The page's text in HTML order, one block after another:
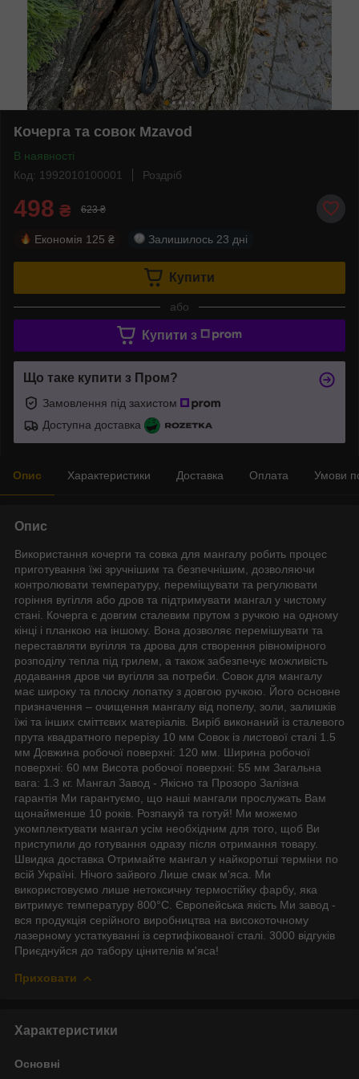
Кочерга та совок Mzavod
В наявності
Код: 1992010100001
Роздріб
498 ₴ 623 ₴
Економія 125 ₴ Залишилось 23 дні
Купити
або
Купити з
Що таке купити з Пром?
Замовлення під захистом
Доступна доставка
Опис Характеристики Доставка Оплата Умови
Опис
Використання кочерги та совка для мангалу робить процес
приготування їжі зручнішим та безпечнішим, дозволяючи
контролювати температуру, переміщувати та регулювати
горіння вугілля або дров та підтримувати мангал у чистому
стані. Кочерга є довгим сталевим прутом з ручкою на одному
кінці і планкою на іншому. Вона дозволяє перемішувати та
переставляти вугілля та дрова для створення рівномірного
розподілу тепла під грилем, а також забезпечує можливість
додавання дров чи вугілля за потреби. Совок для мангалу
має широку та плоску лопатку з довгою ручкою. Його основне
призначення – очищення мангалу від попелу, золи, залишків
їжі та інших сміттєвих матеріалів. Виріб виконаний із сталевого
прута квадратного перерізу 10 мм Совок із листової сталі 1.5
мм Довжина робочої поверхні: 120 мм. Ширина робочої
поверхні: 60 мм Висота робочої поверхні: 55 мм Загальна
вага: 1.3 кг. Мангал Завод - Якісно та Прозоро Залізна
гарантія Ми гарантуємо, що наші мангали прослужать Вам
щонайменше 10 років. Розпакуй та готуй! Ми можемо
укомплектувати мангал усім необхідним для того, щоб Ви
приступили до готування одразу після отримання товару.
Швидка доставка Отримайте мангал у найкоротші терміни по
всій Україні. Нічого зайвого Лише смак м'яса. Ми
використовуємо лише нетоксичну термостійку фарбу, яка
витримує температуру 800°С. Європейська якість Ми завод -
вся продукція серійного виробництва на високоточному
лазерному устаткуванні із сертифікованої сталі. 3000 відгуків
Приєднуйся до табору цінителів м'яса!
Приховати
Характеристики
Основні